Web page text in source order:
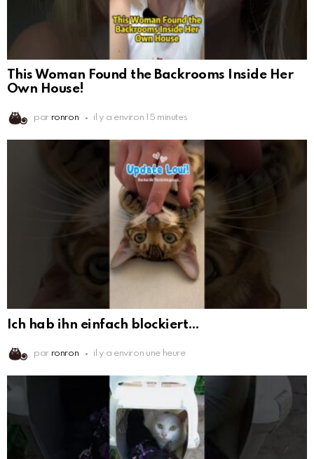
This Woman Found the Backrooms Inside Her
Own House!
par ronron il y a environ 15 minutes
Ich hab ihn einfach blockiert…
par ronron il y a environ une heure